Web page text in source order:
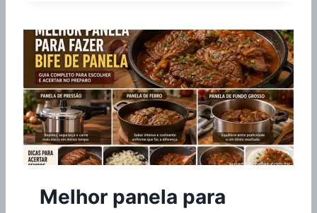
B
O
A
?
D
E
P
A
N
E
L
A
S
T
A
Melhor panela para